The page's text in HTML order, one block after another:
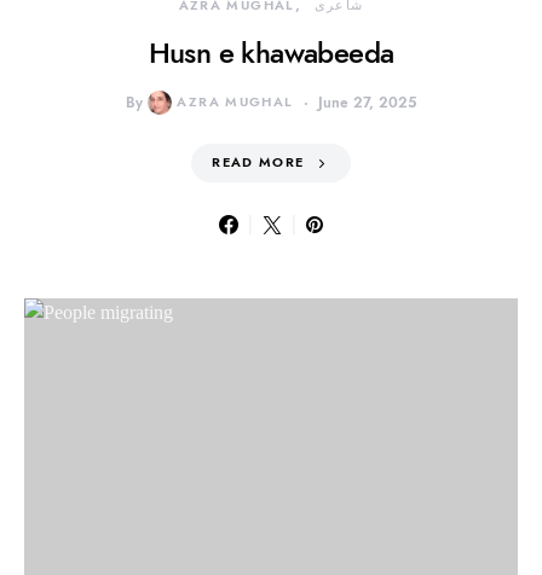
AZRA MUGHAL شاعری
Husn e khawabeeda
By AZRA MUGHAL June 27, 2025
READ MORE